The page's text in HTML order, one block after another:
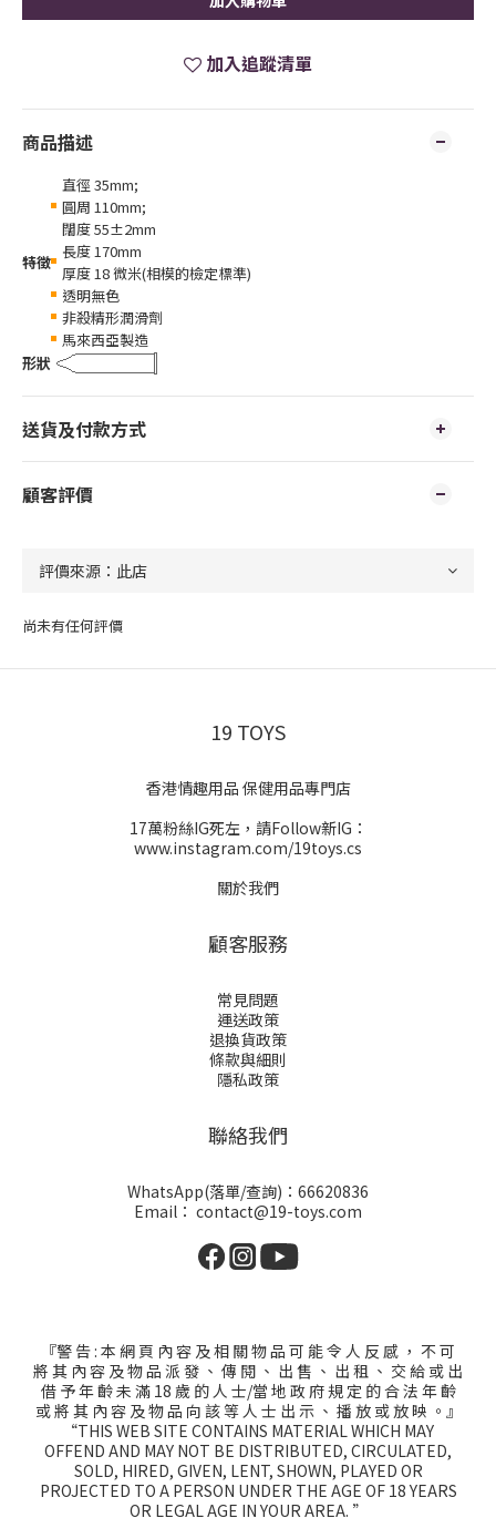
加入追蹤清單
商品描述
特徵
直徑 35mm;
圓周 110mm;
闊度 55±2mm
長度 170mm
厚度 18 微米(相模的檢定標準)
透明無色
非殺精形潤滑劑
馬來西亞製造
形狀
送貨及付款方式
顧客評價
尚未有任何評價
19 TOYS
香港情趣用品 保健用品專門店
17萬粉絲IG死左，請Follow新IG：
www.instagram.com/19toys.cs
關於我們
顧客服務
常見問題
運送政策
退換貨政策
條款與細則
隱私政策
聯絡我們
WhatsApp(落單/查詢)：66620836
Email： contact@19-toys.com
『警 告 : 本 網 頁 內 容 及 相 關 物 品 可 能 令 人 反 感 ， 不 可
將 其 內 容 及 物 品 派 發 、 傳 閱 、 出 售 、 出 租 、 交 給 或 出
借 予 年 齡 未 滿 18 歲 的 人 士/當 地 政 府 規 定 的 合 法 年 齡
或 將 其 內 容 及 物 品 向 該 等 人 士 出 示 、 播 放 或 放 映 。』
“THIS WEB SITE CONTAINS MATERIAL WHICH MAY
OFFEND AND MAY NOT BE DISTRIBUTED, CIRCULATED,
SOLD, HIRED, GIVEN, LENT, SHOWN, PLAYED OR
PROJECTED TO A PERSON UNDER THE AGE OF 18 YEARS
OR LEGAL AGE IN YOUR AREA. ”